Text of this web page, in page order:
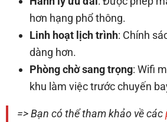
hơn hạng phổ thông.
Linh hoạt lịch trình: Chính
dàng hơn.
Phòng chờ sang trọng: Wifi
khu làm việc trước chuyến
=> Bạn có thể tham khảo về các